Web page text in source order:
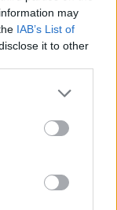
may
IAB’s List of
it to other